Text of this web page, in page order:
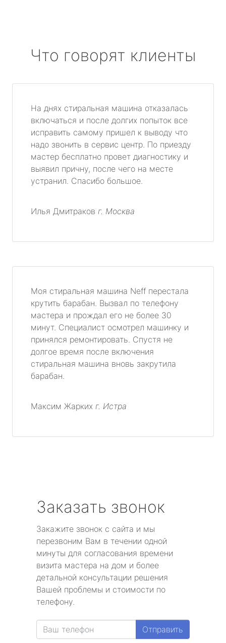
Что говорят клиенты
На днях стиральная машина отказалась
включаться и после долгих попыток все
исправить самому пришел к выводу что
надо звонить в сервис центр. По приезду
мастер бесплатно провет диагностику и
выявил причну, после чего на месте
устранил. Спасибо большое.
Илья Дмитраков г. Москва
Моя стиральная машина Neff перестала
крутить барабан. Вызвал по телефону
мастера и прождал его не более 30
минут. Специалист осмотрел машинку и
принялся ремонтировать. Спустя не
долгое время после включения
стиральная машина вновь закрутила
барабан.
Максим Жарких г. Истра
Заказать звонок
Закажите звонок с сайта и мы
перезвоним Вам в течении одной
минуты для согласования времени
визита мастера на дом и более
детальной консультации решения
Вашей проблемы и стоимости по
телефону.
Отправить